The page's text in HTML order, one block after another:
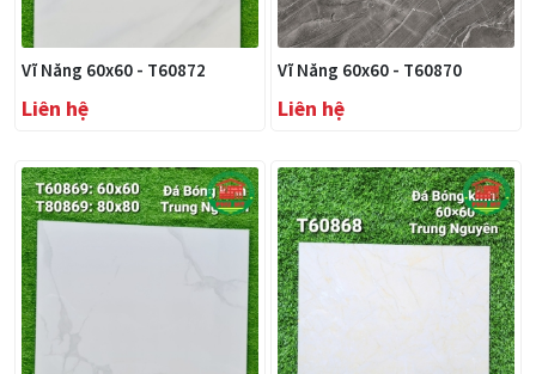
Vĩ Năng 60x60 - T60872
Liên hệ
Vĩ Năng 60x60 - T60870
Liên hệ